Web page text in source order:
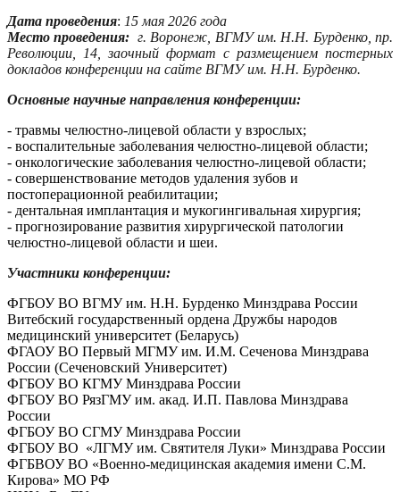
Дата проведения: 15 мая 2026 года
Место проведения: г. Воронеж, ВГМУ им. Н.Н. Бурденко, пр.
Революции, 14, заочный формат с размещением постерных
докладов конференции на сайте ВГМУ им. Н.Н. Бурденко.
Основные научные направления конференции:
- травмы челюстно-лицевой области у взрослых;
- воспалительные заболевания челюстно-лицевой области;
- онкологические заболевания челюстно-лицевой области;
- совершенствование методов удаления зубов и
постоперационной реабилитации;
- дентальная имплантация и мукогингивальная хирургия;
- прогнозирование развития хирургической патологии
челюстно-лицевой области и шеи.
Участники конференции:
ФГБОУ ВО ВГМУ им. Н.Н. Бурденко Минздрава России
Витебский государственный ордена Дружбы народов
медицинский университет (Беларусь)
ФГАОУ ВО Первый МГМУ им. И.М. Сеченова Минздрава
России (Сеченовский Университет)
ФГБОУ ВО КГМУ Минздрава России
ФГБОУ ВО РязГМУ им. акад. И.П. Павлова Минздрава
России
ФГБОУ ВО СГМУ Минздрава России
ФГБОУ ВО «ЛГМУ им. Святителя Луки» Минздрава России
ФГБВОУ ВО «Военно-медицинская академия имени С.М.
Кирова» МО РФ